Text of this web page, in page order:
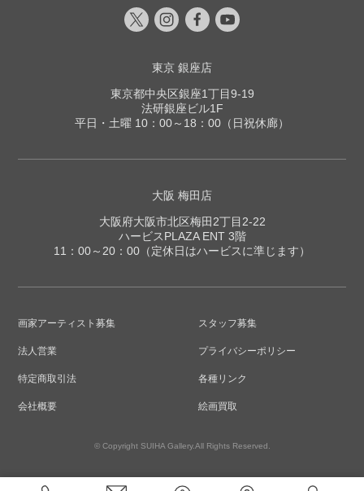
東京 銀座店
東京都中央区銀座1丁目9-19
法研銀座ビル1F
平日・土曜 10：00～18：00（日祝休廊）
大阪 梅田店
大阪府大阪市北区梅田2丁目2-22
ハービスPLAZA ENT 3階
11：00～20：00（定休日はハービスに準じます）
画家アーティスト募集 スタッフ募集
法人営業 プライバシーポリシー
特定商取引法 各種リンク
会社概要 絵画買取
© Copyright SUIHA Gallery.All Rights Reserved.